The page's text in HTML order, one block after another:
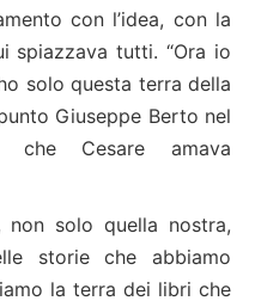
con l’idea, con la
spiazzava tutti. “Ora io
solo questa terra della
Giuseppe Berto nel
che Cesare amava
non solo quella nostra,
storie che abbiamo
la terra dei libri che